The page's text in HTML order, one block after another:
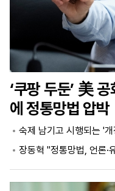
ENGLISH
文
Tiếng
Việt
지
면
기
신
문
독
후
원
기
제
보
시
회
사
개
앱
설
마
켓
운
세
대
학
‘쿠팡 두둔’ 美
에 정통망법 압박
숙제 남기고 시행되는 '
장동혁 "정통망법, 언론·